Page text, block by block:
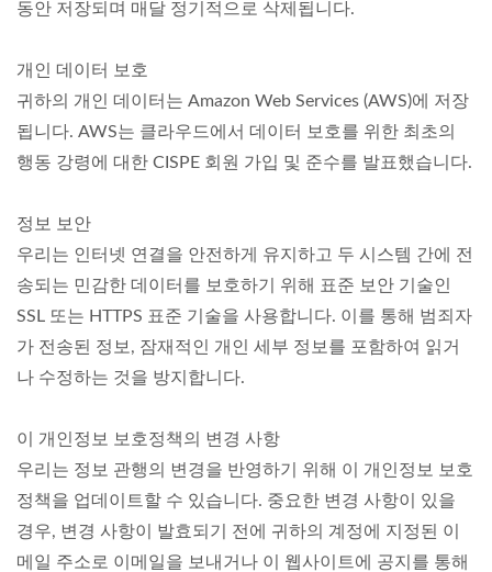
동안 저장되며 매달 정기적으로 삭제됩니다.
개인 데이터 보호
귀하의 개인 데이터는 Amazon Web Services (AWS)에 저장
됩니다. AWS는 클라우드에서 데이터 보호를 위한 최초의
행동 강령에 대한 CISPE 회원 가입 및 준수를 발표했습니다.
정보 보안
우리는 인터넷 연결을 안전하게 유지하고 두 시스템 간에 전
송되는 민감한 데이터를 보호하기 위해 표준 보안 기술인
SSL 또는 HTTPS 표준 기술을 사용합니다. 이를 통해 범죄자
가 전송된 정보, 잠재적인 개인 세부 정보를 포함하여 읽거
나 수정하는 것을 방지합니다.
이 개인정보 보호정책의 변경 사항
우리는 정보 관행의 변경을 반영하기 위해 이 개인정보 보호
정책을 업데이트할 수 있습니다. 중요한 변경 사항이 있을
경우, 변경 사항이 발효되기 전에 귀하의 계정에 지정된 이
메일 주소로 이메일을 보내거나 이 웹사이트에 공지를 통해